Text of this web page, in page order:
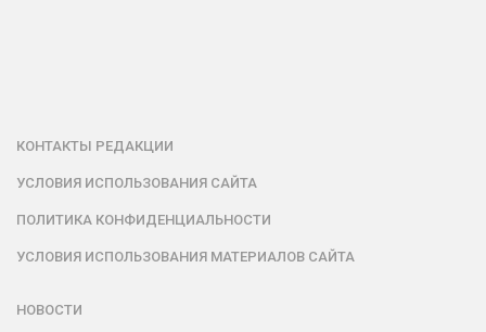
КОНТАКТЫ РЕДАКЦИИ
УСЛОВИЯ ИСПОЛЬЗОВАНИЯ САЙТА
ПОЛИТИКА КОНФИДЕНЦИАЛЬНОСТИ
УСЛОВИЯ ИСПОЛЬЗОВАНИЯ МАТЕРИАЛОВ САЙТА
НОВОСТИ